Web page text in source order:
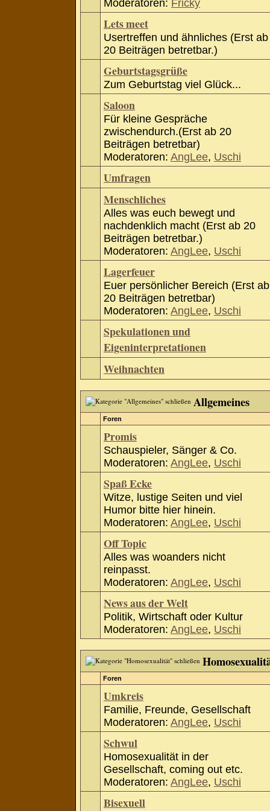
Moderatoren: Fricky
Lets meet
Usertreffen und ähnliches (Erst ab
20 Beiträgen betretbar.)
Geburtstagsgrüße
Zum Geburtstag viel Glück...
Saloon
Für kleine Gespräche
zwischendurch.(Erst ab 20
Beiträgen betretbar)
Moderatoren: AngLee, Uschi
Umfragen
Menschliches
Alles was euch bewegt und
nachdenklich macht (Erst ab 20
Beiträgen betretbar.)
Moderatoren: AngLee, Uschi
Lagerfeuer
Euer persönlicher Bereich (Erst ab
20 Beiträgen betretbar)
Moderatoren: AngLee, Uschi
Spekulationen und
Eigeninterpretationen
Weihnachten
Allgemeines
Foren
Promis
Schauspieler, Sänger & Co.
Moderatoren: AngLee, Uschi
Spaß Ecke
Witze, lustige Seiten und viel
Humor bitte hier hinein.
Moderatoren: AngLee, Uschi
Off Topic
Alles was woanders nicht
reinpasst.
Moderatoren: AngLee, Uschi
News aus der Welt
Politik, Wirtschaft oder Kultur
Moderatoren: AngLee, Uschi
Foren
Umkreis
Familie, Freunde, Gesellschaft
Moderatoren: AngLee, Uschi
Schwul
Homosexualität in der
Gesellschaft, coming out etc.
Moderatoren: AngLee, Uschi
Bisexuell